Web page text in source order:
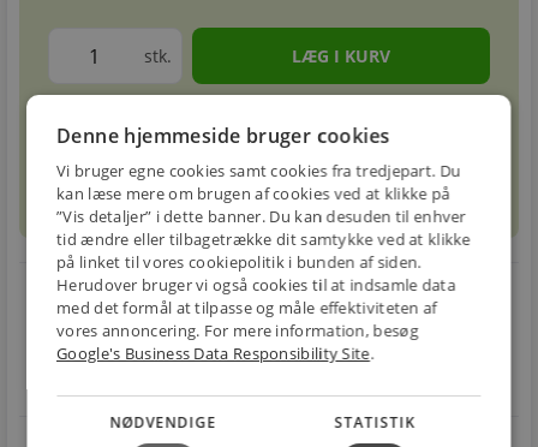
stk.
circleForventet leveringstid: 1-3 hverdageinfo
sellPrismatchinfo
E-MÆRKET
Handle trygt hos
local_shipping
BILLIG
FRAGT
restart_alt
30 DAGES
Denne hjemmeside bruger cookies
Vi bruger egne cookies samt cookies fra tredjepart. Du
kan læse mere om brugen af cookies ved at klikke på
”Vis detaljer” i dette banner. Du kan desuden til enhver
tid ændre eller tilbagetrække dit samtykke ved at klikke
på linket til vores cookiepolitik i bunden af siden.
Herudover bruger vi også cookies til at indsamle data
med det formål at tilpasse og måle effektiviteten af
vores annoncering. For mere information, besøg
Google's Business Data Responsibility Site.
NØDVENDIGE STATISTIK